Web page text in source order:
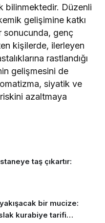
bilinmektedir. Düzenli
gelişimine katkı
sonucunda, genç
kişilerde, ilerleyen
rastlandığı
gelişmesini de
siyatik ve
azaltmaya
taş çıkartır:
bir mucize:
kurabiye tarifi…